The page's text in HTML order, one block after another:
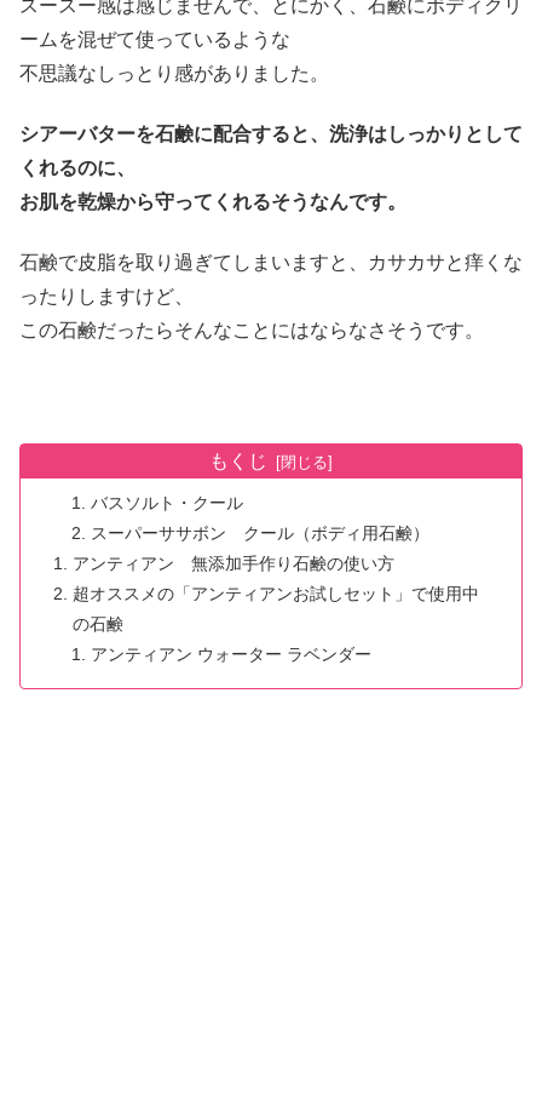
スースー感は感じませんで、とにかく、石鹸にボディクリ
ームを混ぜて使っているような
不思議なしっとり感がありました。
シアーバターを石鹸に配合すると、洗浄はしっかりとして
くれるのに、
お肌を乾燥から守ってくれるそうなんです。
石鹸で皮脂を取り過ぎてしまいますと、カサカサと痒くな
ったりしますけど、
この石鹸だったらそんなことにはならなさそうです。
もくじ
バスソルト・クール
スーパーササボン クール（ボディ用石鹸）
アンティアン 無添加手作り石鹸の使い方
超オススメの「アンティアンお試しセット」で使用中
の石鹸
アンティアン ウォーター ラベンダー